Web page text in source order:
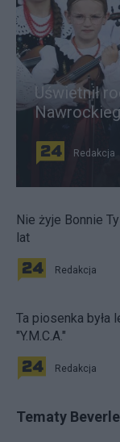
Uświetnił
Redakcja
Nie żyje Bonnie
lat
Redakcja
Ta piosenka była
"Y.M.C.A."
Redakcja
Tematy